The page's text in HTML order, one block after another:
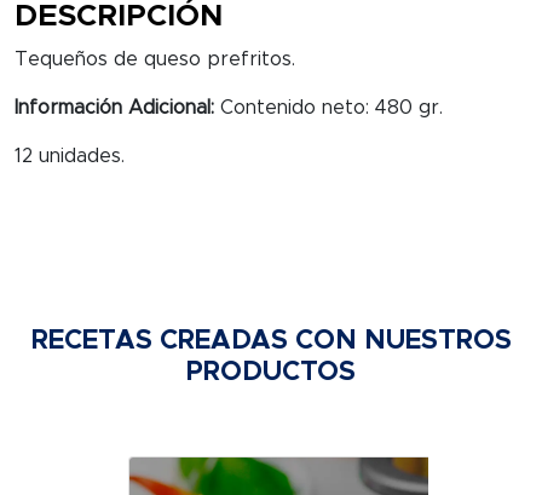
DESCRIPCIÓN
Tequeños de queso prefritos.
Información Adicional: Contenido neto: 480 gr.
12 unidades.
RECETAS CREADAS CON NUESTROS
PRODUCTOS